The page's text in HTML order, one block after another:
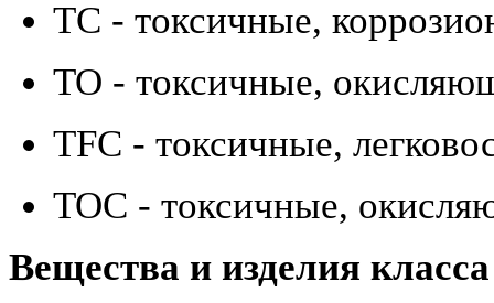
TC - токсичные,
TO - токсичные,
TFC - токсичные,
TOC - токсичные,
Вещества и изделия